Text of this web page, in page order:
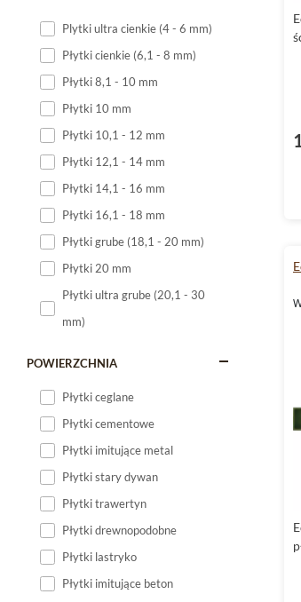
Płytki małe
Plytki ultra cienkie (4 - 6 mm)
Płytki cienkie (6,1 - 8 mm)
Płytki 8,1 - 10 mm
Płytki 10 mm
Płytki 10,1 - 12 mm
Płytki 12,1 - 14 mm
Płytki 14,1 - 16 mm
Płytki 16,1 - 18 mm
Płytki grube (18,1 - 20 mm)
Płytki 20 mm
Płytki ultra grube (20,1 - 30
mm)
POWIERZCHNIA
Płytki ceglane
Płytki cementowe
Płytki imitujące metal
Płytki stary dywan
Płytki trawertyn
Płytki drewnopodobne
Płytki lastryko
Płytki imitujące beton